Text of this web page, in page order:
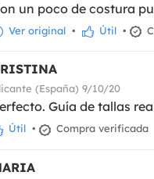
un poco de costura
Ver original • Útil •
(España) 9/10/20
Guía de tallas
Útil • Compra verificada